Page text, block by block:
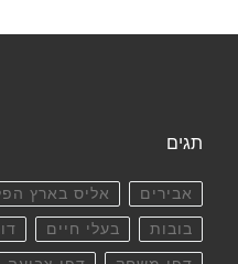
תגים
אבירים אליס בארץ
בובות בעלי חיים